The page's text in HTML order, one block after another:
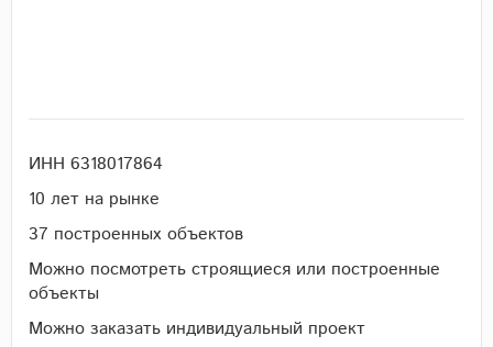
ИНН 6318017864
10 лет на рынке
37 построенных объектов
Можно посмотреть строящиеся или построенные
объекты
Можно заказать индивидуальный проект